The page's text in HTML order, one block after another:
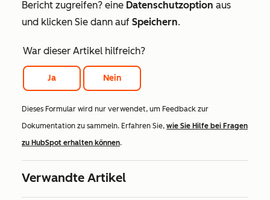
Bericht zugreifen? eine Datenschutzoption aus
und klicken Sie dann auf Speichern.
War dieser Artikel hilfreich?
Ja Nein
Dieses Formular wird nur verwendet, um Feedback zur
Dokumentation zu sammeln. Erfahren Sie, wie Sie Hilfe bei Fragen
zu HubSpot erhalten können.
Verwandte Artikel